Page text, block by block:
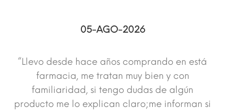
05-AGO-2026
“Llevo desde hace años comprando en está
farmacia, me tratan muy bien y con
familiaridad, si tengo dudas de algún
producto me lo explican claro;me informan si